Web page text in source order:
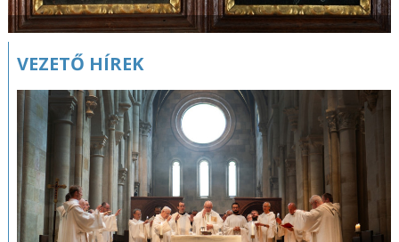
VEZETŐ HÍREK